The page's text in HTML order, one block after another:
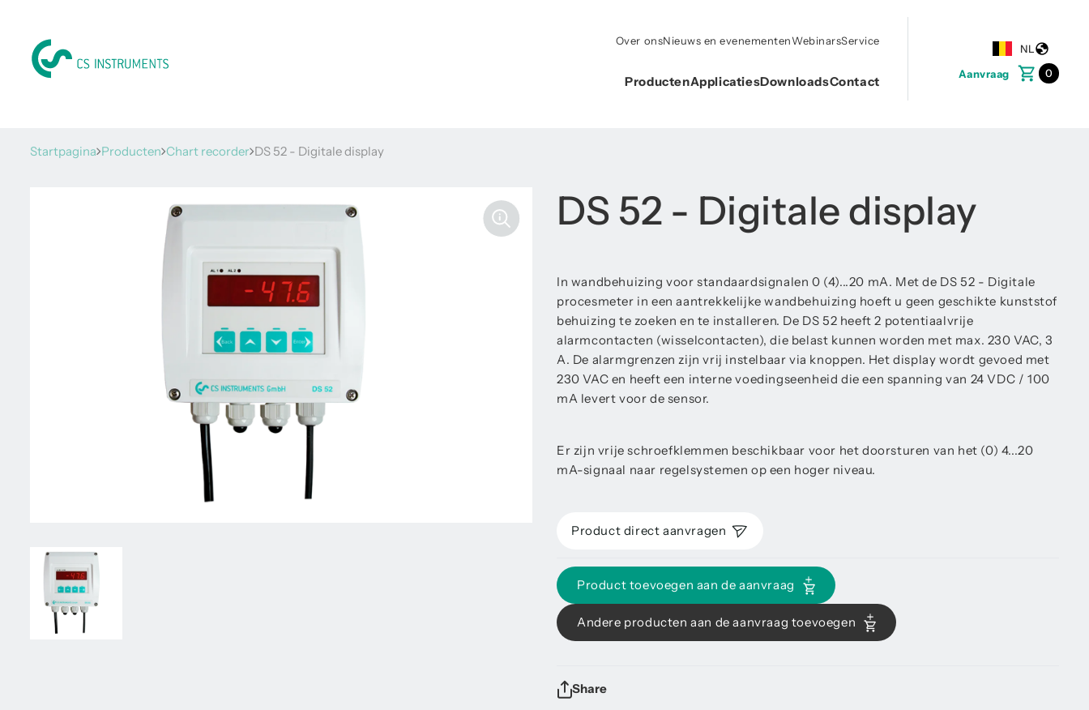
NL
Aanvraag
0
Over onsNieuws en evenementenWebinarsService
ProductenApplicatiesDownloadsContact
Startpagina Producten Chart recorder DS 52 - Digitale display
DS 52 - Digitale display
In wandbehuizing voor standaardsignalen 0 (4)...20 mA. Met de DS 52 - Digitale
procesmeter in een aantrekkelijke wandbehuizing hoeft u geen geschikte kunststof
behuizing te zoeken en te installeren. De DS 52 heeft 2 potentiaalvrije
alarmcontacten (wisselcontacten), die belast kunnen worden met max. 230 VAC, 3
A. De alarmgrenzen zijn vrij instelbaar via knoppen. Het display wordt gevoed met
230 VAC en heeft een interne voedingseenheid die een spanning van 24 VDC / 100
mA levert voor de sensor.
Er zijn vrije schroefklemmen beschikbaar voor het doorsturen van het (0) 4...20
mA-signaal naar regelsystemen op een hoger niveau.
Product direct aanvragen
Product toevoegen aan de aanvraag
Andere producten aan de aanvraag toevoegen
Share